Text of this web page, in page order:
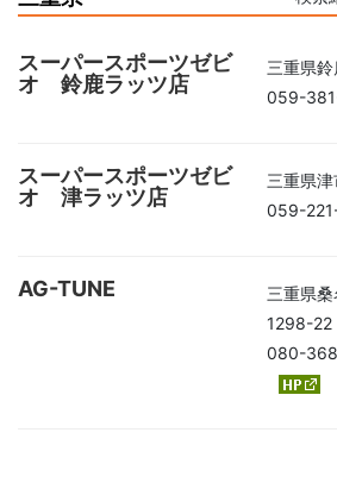
スーパースポーツゼビ
オ 鈴鹿ラッツ店
三重県
059-
スーパースポーツゼビ
オ 津ラッツ店
三重県
059-
AG-TUNE
三重県
1298-22
080-